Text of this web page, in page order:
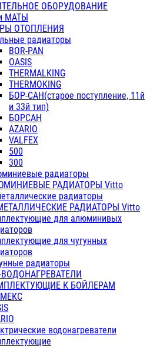
ОБОРУДОВАНИЕ
МАТЫ
ОТОПЛЕНИЯ
радиаторы
BOR-PAN
OASIS
THERMALKING
THERMOKING
БОР-САН(старое поступление, 11й
и 33й тип)
БОРСАН
AZARIO
VALFEX
500
300
радиаторы
РАДИАТОРЫ Vitto
радиаторы
РАДИАТОРЫ Vitto
для алюминивых
для чугунных
радиаторы
К БОЙЛЕРАМ
водонагреватели